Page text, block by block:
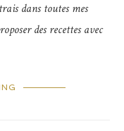
dans toutes mes
des recettes avec